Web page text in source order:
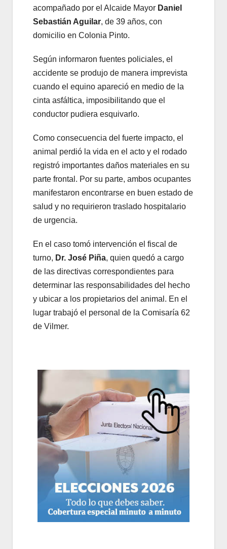
acompañado por el Alcaide Mayor Daniel
Sebastián Aguilar, de 39 años, con
domicilio en Colonia Pinto.
Según informaron fuentes policiales, el
accidente se produjo de manera imprevista
cuando el equino apareció en medio de la
cinta asfáltica, imposibilitando que el
conductor pudiera esquivarlo.
Como consecuencia del fuerte impacto, el
animal perdió la vida en el acto y el rodado
registró importantes daños materiales en su
parte frontal. Por su parte, ambos ocupantes
manifestaron encontrarse en buen estado de
salud y no requirieron traslado hospitalario
de urgencia.
En el caso tomó intervención el fiscal de
turno, Dr. José Piña, quien quedó a cargo
de las directivas correspondientes para
determinar las responsabilidades del hecho
y ubicar a los propietarios del animal. En el
lugar trabajó el personal de la Comisaría 62
de Vilmer.